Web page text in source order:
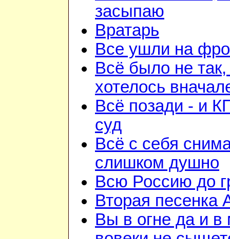
засыпаю
Вратарь
Все ушли на
Всё было не так,
хотелось
Всё позади - и
суд
Всё с себя
слишком душно
Всю Россию до
Вторая песенка
Вы в огне да и в